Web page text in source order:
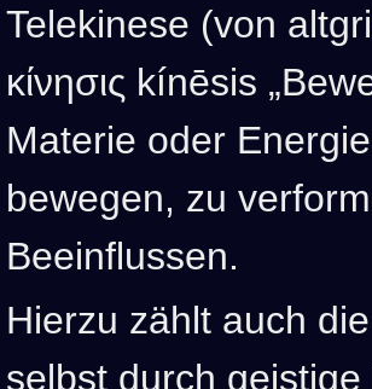
Telekinese (von
κίνησις kínēsis
Materie oder
bewegen, zu
Beeinflussen.
Hierzu zählt auch
selbst durch